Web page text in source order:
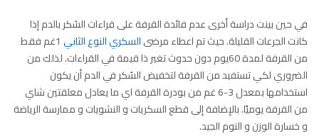
في حين بينت دراسة أخرى عدم فائدة القرفة على قراءات السُكر بالدم إذا
كانت الجرعات القليلة. حيث تم اعطاء مرضىالسكري النوع الثاني 1غم فقط
من القرفة لمدة 60يوم دون حدوث تغير ذا قيمة في القراءات. لذلك من
الضروري لكي تستفيد من القرفة لتخفيض السُكر في الدم أن يكون
استخدامها بمعدل 3-6 غم من بودرة القرفة اي ما يعادل معلقتين شاي
من القرفة يوميًا. بالإضافة إلى قطع السكريات و النشويات و ممارسة الرياضة
و خسارة الوزن و النوم الجيد.